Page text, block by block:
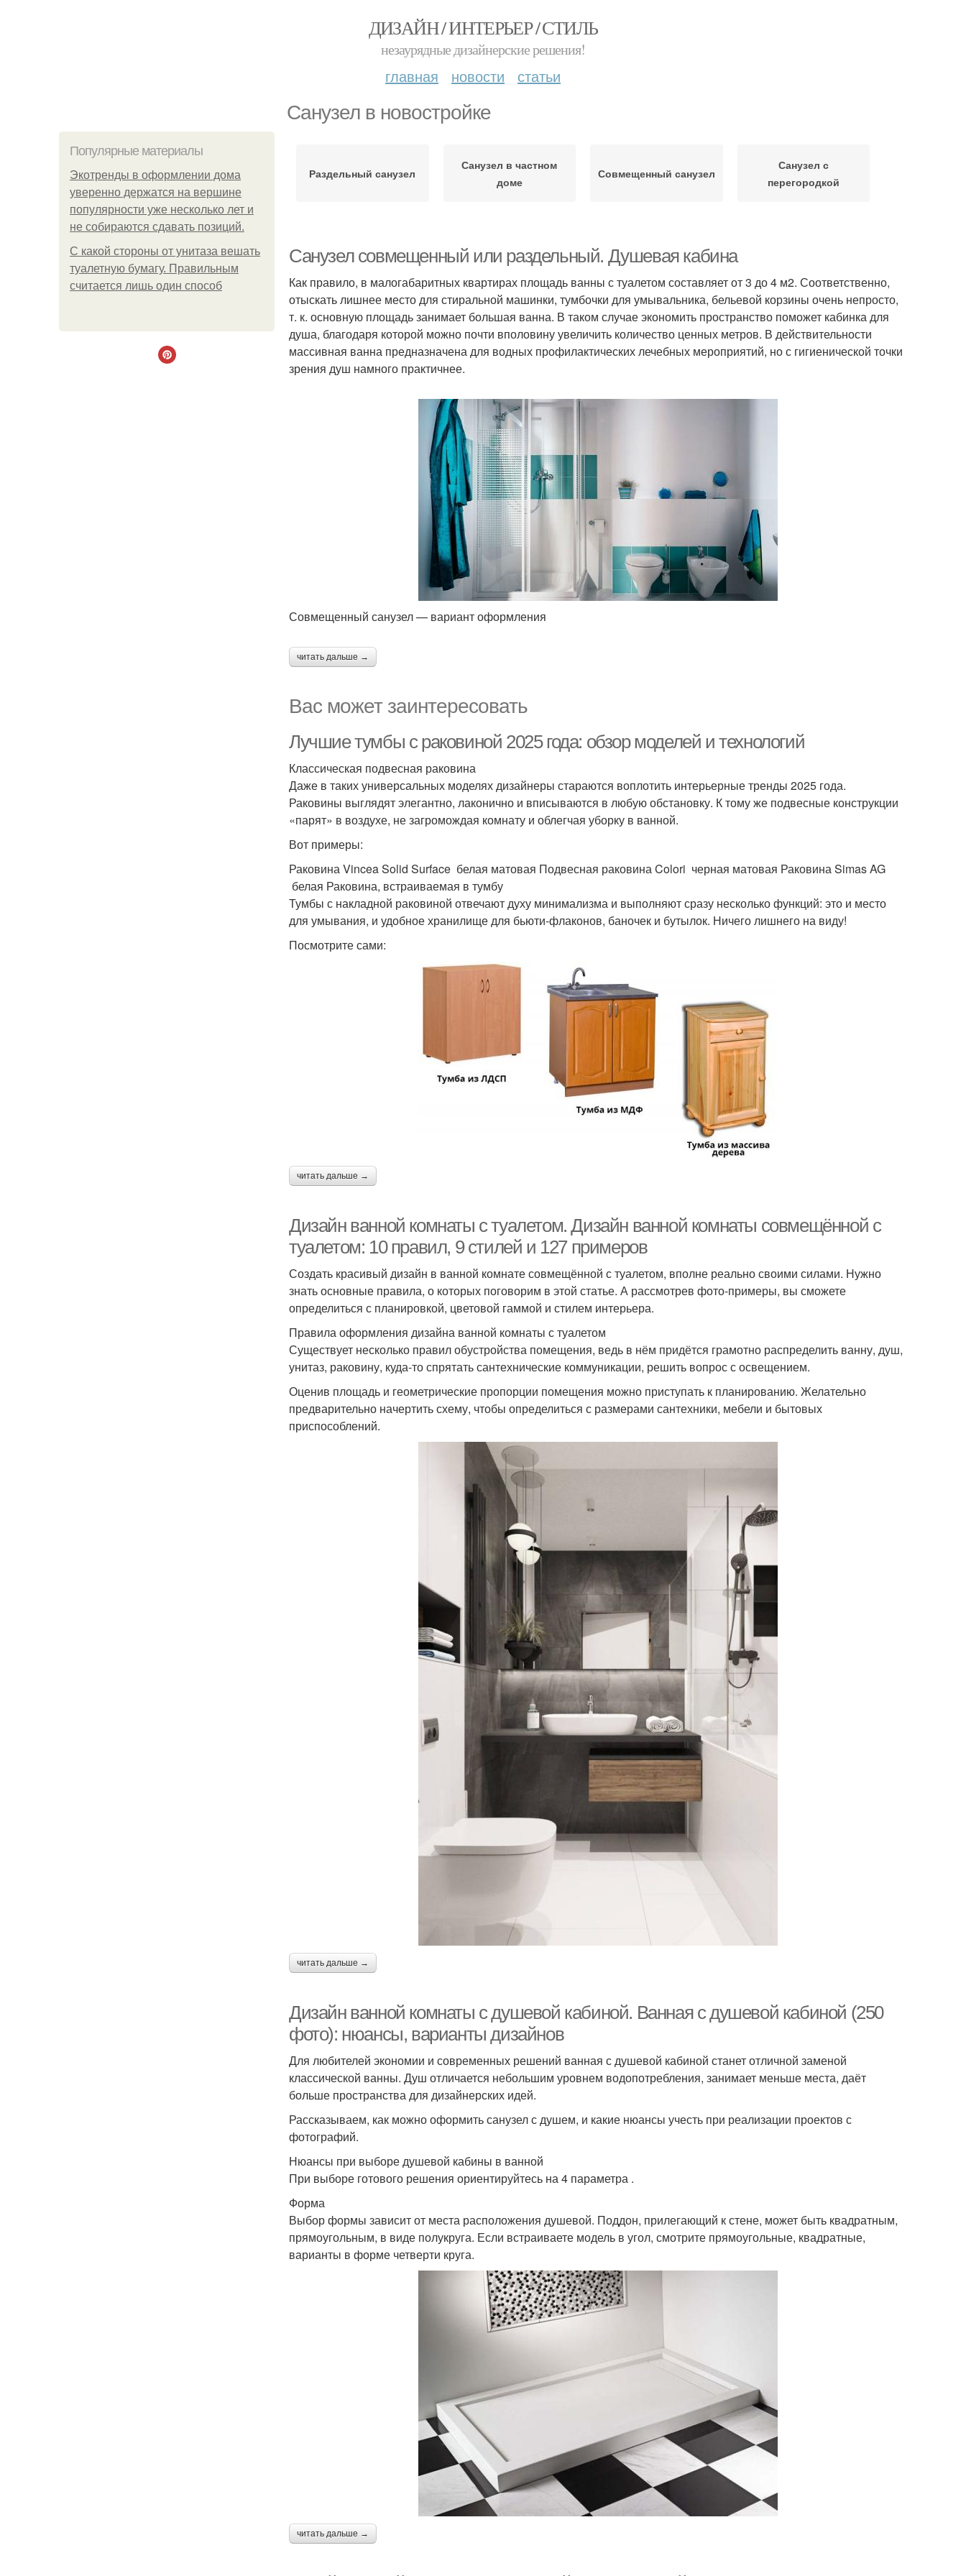
ДИЗАЙН / ИНТЕРЬЕР / СТИЛЬ
незаурядные дизайнерские решения!
главная новости статьи
Санузел в новостройке
Популярные материалы
Экотренды в оформлении дома
уверенно держатся на вершине
популярности уже несколько лет и
не собираются сдавать позиций.
С какой стороны от унитаза вешать
туалетную бумагу. Правильным
считается лишь один способ
Раздельный санузел
Санузел в частном
доме
Совмещенный санузел
Санузел с
перегородкой
Санузел совмещенный или раздельный. Душевая кабина
Как правило, в малогабаритных квартирах площадь ванны с туалетом составляет от 3 до 4 м2. Соответственно,
отыскать лишнее место для стиральной машинки, тумбочки для умывальника, бельевой корзины очень непросто,
т. к. основную площадь занимает большая ванна. В таком случае экономить пространство поможет кабинка для
душа, благодаря которой можно почти вполовину увеличить количество ценных метров. В действительности
массивная ванна предназначена для водных профилактических лечебных мероприятий, но с гигиенической точки
зрения душ намного практичнее.
Совмещенный санузел — вариант оформления
читать дальше →
Вас может заинтересовать
Лучшие тумбы с раковиной 2025 года: обзор моделей и технологий
Классическая подвесная раковина
Даже в таких универсальных моделях дизайнеры стараются воплотить интерьерные тренды 2025 года.
Раковины выглядят элегантно, лаконично и вписываются в любую обстановку. К тому же подвесные конструкции
«парят» в воздухе, не загромождая комнату и облегчая уборку в ванной.
Вот примеры:
Раковина Vincea Solid Surface белая матовая Подвесная раковина Colori черная матовая Раковина Simas AG
белая Раковина, встраиваемая в тумбу
Тумбы с накладной раковиной отвечают духу минимализма и выполняют сразу несколько функций: это и место
для умывания, и удобное хранилище для бьюти-флаконов, баночек и бутылок. Ничего лишнего на виду!
Посмотрите сами:
читать дальше →
Дизайн ванной комнаты с туалетом. Дизайн ванной комнаты совмещённой с
туалетом: 10 правил, 9 стилей и 127 примеров
Создать красивый дизайн в ванной комнате совмещённой с туалетом, вполне реально своими силами. Нужно
знать основные правила, о которых поговорим в этой статье. А рассмотрев фото-примеры, вы сможете
определиться с планировкой, цветовой гаммой и стилем интерьера.
Правила оформления дизайна ванной комнаты с туалетом
Существует несколько правил обустройства помещения, ведь в нём придётся грамотно распределить ванну, душ,
унитаз, раковину, куда-то спрятать сантехнические коммуникации, решить вопрос с освещением.
Оценив площадь и геометрические пропорции помещения можно приступать к планированию. Желательно
предварительно начертить схему, чтобы определиться с размерами сантехники, мебели и бытовых
приспособлений.
читать дальше →
Дизайн ванной комнаты с душевой кабиной. Ванная с душевой кабиной (250
фото): нюансы, варианты дизайнов
Для любителей экономии и современных решений ванная с душевой кабиной станет отличной заменой
классической ванны. Душ отличается небольшим уровнем водопотребления, занимает меньше места, даёт
больше пространства для дизайнерских идей.
Рассказываем, как можно оформить санузел с душем, и какие нюансы учесть при реализации проектов с
фотографий.
Нюансы при выборе душевой кабины в ванной
При выборе готового решения ориентируйтесь на 4 параметра .
Форма
Выбор формы зависит от места расположения душевой. Поддон, прилегающий к стене, может быть квадратным,
прямоугольным, в виде полукруга. Если встраиваете модель в угол, смотрите прямоугольные, квадратные,
варианты в форме четверти круга.
читать дальше →